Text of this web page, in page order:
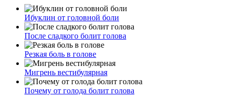
Ибуклин от головной боли
После сладкого болит голова
Резкая боль в голове
Мигрень вестибулярная
Почему от голода болит голова